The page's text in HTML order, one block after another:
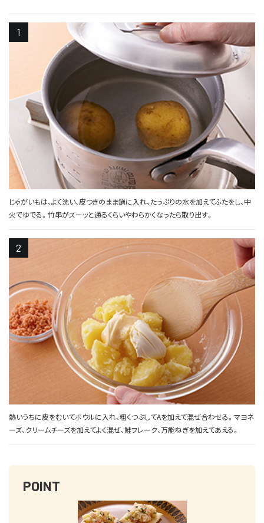
じゃがいもは、よく洗い、皮つきのまま鍋に入れ、たっぷりの水を加えてふたをし、中
火でゆでる。竹串がスーッと通るくらいやわらかくなったら取り出す。
熱いうちに皮をむいてボウルに入れ、粗くつぶしてAを加えて混ぜ合わせる。マヨネ
ーズ、クリームチーズを加えてよく混ぜ、鮭フレーク、万能ねぎを加えてあえる。
POINT